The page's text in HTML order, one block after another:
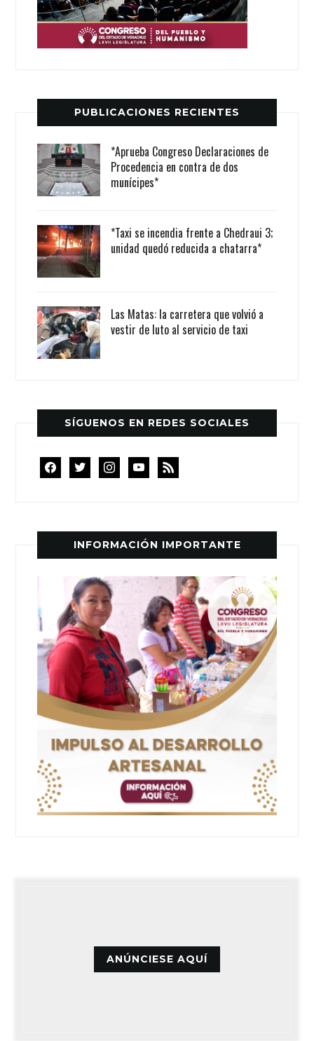
PUBLICACIONES RECIENTES
*Aprueba Congreso Declaraciones de
Procedencia en contra de dos
munícipes*
*Taxi se incendia frente a Chedraui 3;
unidad quedó reducida a chatarra*
Las Matas: la carretera que volvió a
vestir de luto al servicio de taxi
SÍGUENOS EN REDES SOCIALES
facebooktwitterinstagramyoutube
rss
INFORMACIÓN IMPORTANTE
ANÚNCIESE AQUÍ